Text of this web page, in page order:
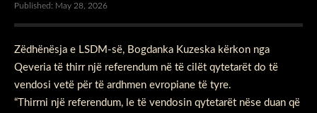
Published: May 28, 2026
Zëdhënësja e LSDM-së, Bogdanka Kuzeska kërkon nga
Qeveria të thirr një referendum në të cilët qytetarët do të
vendosi vetë për të ardhmen evropiane të tyre.
“Thirrni një referendum, le të vendosin qytetarët nëse duan që